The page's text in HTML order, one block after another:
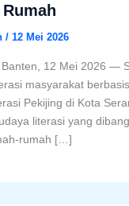
/ 12 Mei 2026
12 Mei 2026 —
masyarakat
Pekijing di Kota
literasi yang
rumah […]